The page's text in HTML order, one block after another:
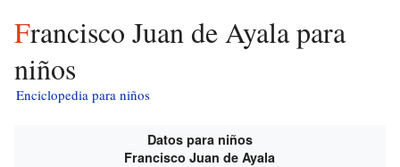
Francisco Juan de Ayala para
niños
Enciclopedia para niños
Datos para niños
Francisco Juan de Ayala